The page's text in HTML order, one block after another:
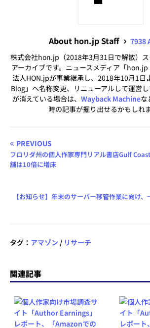
About hon.jp Staff
7938
株式会社hon.jp（2018年3月31日で解散）
アーカイブです。ニュースメディア「
法人HON.jpが事業継承し、2018年10月1日
Blog」へ名称変更、リニューアルして運営
が消えている場合は、 Wayback Machineな
時の記事が掘り出せるかもしれ
PREVIOUS
フロリダ州の個人作家専門リアル書店Gulf
舗は10倍に増床
【お知らせ】年末のサーバー移管作業に向け
タグ： アマゾン / リサーチ
関連記事